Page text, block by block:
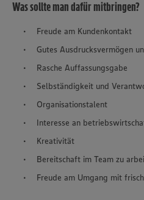
Was sollte man dafür mitbringen?
Freude am Kundenkontakt
Gutes Ausdrucksvermögen
Rasche Auffassungsgabe
Selbständigkeit und
Organisationstalent
Interesse an
Kreativität
Bereitschaft im Team zu
Freude am Umgang mit